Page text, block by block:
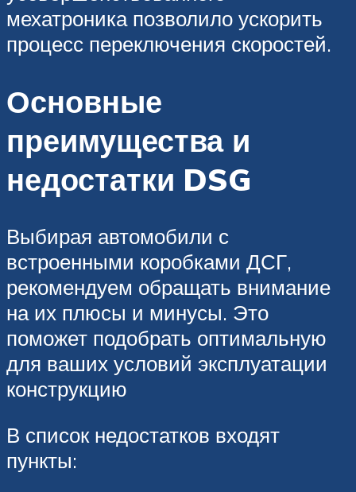
мехатроника позволило ускорить
процесс переключения скоростей.
Основные
преимущества и
недостатки DSG
Выбирая автомобили с
встроенными коробками ДСГ,
рекомендуем обращать внимание
на их плюсы и минусы. Это
поможет подобрать оптимальную
для ваших условий эксплуатации
конструкцию
В список недостатков входят
пункты: